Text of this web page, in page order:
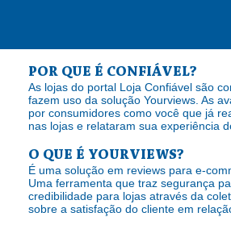
POR QUE É CONFIÁVEL?
As lojas do portal Loja Confiável são
fazem uso da solução Yourviews. As
por consumidores como você que já
nas lojas e relataram sua experiência
O QUE É YOURVIEWS?
É uma solução em reviews para e-
Uma ferramenta que traz segurança
credibilidade para lojas através da
sobre a satisfação do cliente em